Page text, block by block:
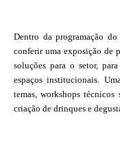
Dentro da programação
conferir uma exposição de
soluções para o setor,
espaços institucionais.
temas, workshops técnicos
criação de drinques e